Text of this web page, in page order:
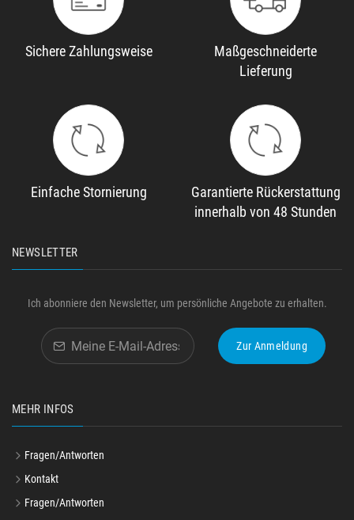
Sichere Zahlungsweise
Maßgeschneiderte
Lieferung
Einfache Stornierung
Garantierte Rückerstattung
innerhalb von 48 Stunden
NEWSLETTER
Ich abonniere den Newsletter, um persönliche Angebote zu erhalten.
Zur Anmeldung
MEHR INFOS
Fragen/Antworten
Kontakt
Fragen/Antworten